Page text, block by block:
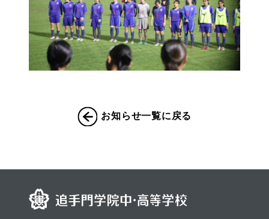
お知らせ一覧に戻る